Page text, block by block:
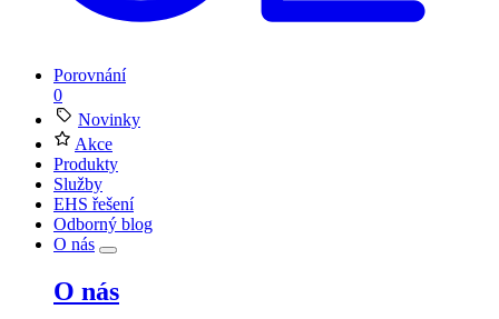
Porovnání
0
Novinky
Akce
Produkty
Služby
EHS řešení
Odborný blog
O nás
O nás